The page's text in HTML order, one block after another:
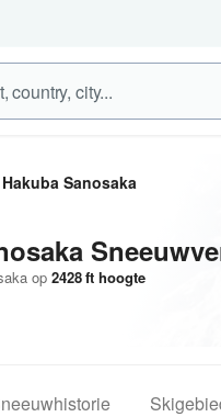
Sanosaka
op 2428ft hoogte